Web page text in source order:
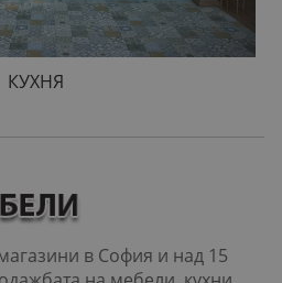
КУХНЯ
в София и над 15